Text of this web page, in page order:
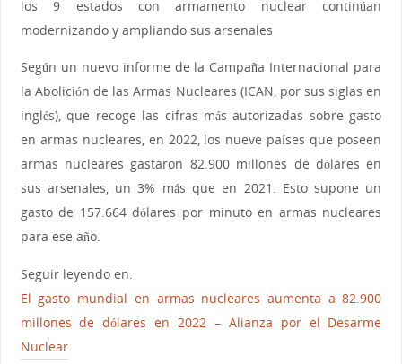
los 9 estados con armamento nuclear continúan
modernizando y ampliando sus arsenales
Según un nuevo informe de la Campaña Internacional para
la Abolición de las Armas Nucleares (ICAN, por sus siglas en
inglés), que recoge las cifras más autorizadas sobre gasto
en armas nucleares, en 2022, los nueve países que poseen
armas nucleares gastaron 82.900 millones de dólares en
sus arsenales, un 3% más que en 2021. Esto supone un
gasto de 157.664 dólares por minuto en armas nucleares
para ese año.
Seguir leyendo en:
El gasto mundial en armas nucleares aumenta a 82.900
millones de dólares en 2022 – Alianza por el Desarme
Nuclear